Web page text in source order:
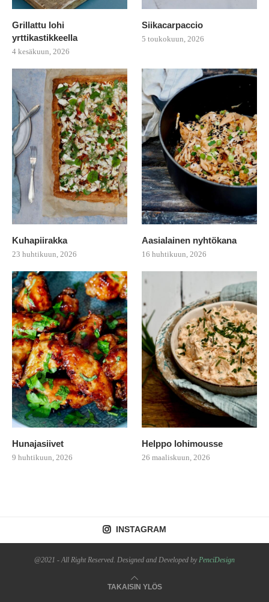
Grillattu lohi
yrttikastikkeella
4 kesäkuun, 2026
Siikacarpaccio
5 toukokuun, 2026
Kuhapiirakka
23 huhtikuun, 2026
Aasialainen nyhtökana
16 huhtikuun, 2026
Hunajasiivet
9 huhtikuun, 2026
Helppo lohimousse
26 maaliskuun, 2026
INSTAGRAM
@2021 - All Right Reserved. Designed and Developed byPenciDesign
TAKAISIN YLÖS